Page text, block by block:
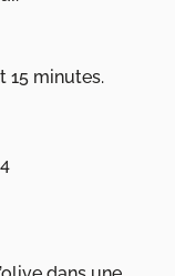
15 minutes.